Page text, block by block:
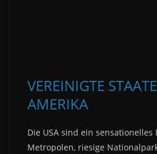
VEREINIGTE
AMERIKA
Die USA sind ein sensationelles
Metropolen, riesige